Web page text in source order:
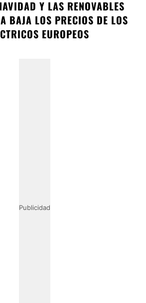
Y LAS RENOVABLES
BAJA LOS PRECIOS DE LOS
EUROPEOS
Publicidad